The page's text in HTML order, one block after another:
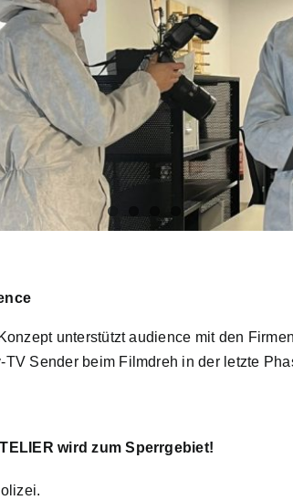
unterstützt audience mit den
Sender beim Filmdreh in der letzte
wird zum Sperrgebiet!